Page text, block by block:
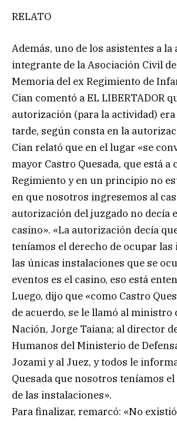
RELATO
Además, uno de los asistentes a la
integrante de la Asociación Civil
Memoria del ex Regimiento de
Cian comentó a EL LIBERTADOR
autorización (para la actividad) era
tarde, según consta en la
Cian relató que en el lugar «se
mayor Castro Quesada, que está a
Regimiento y en un principio no
en que nosotros ingresemos al
autorización del juzgado no decía
casino». «La autorización decía
teníamos el derecho de ocupar
las únicas instalaciones que se
eventos es el casino, eso está
Luego, dijo que «como Castro
de acuerdo, se le llamó al ministro
Nación, Jorge Taiana; al director
Humanos del Ministerio de
Jozami y al Juez, y todos le
Quesada que nosotros teníamos
de las instalaciones».
Para finalizar, remarcó: «No